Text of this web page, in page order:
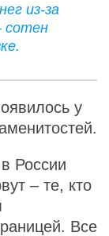
из-за
сотен
у
России
– те, кто
Все